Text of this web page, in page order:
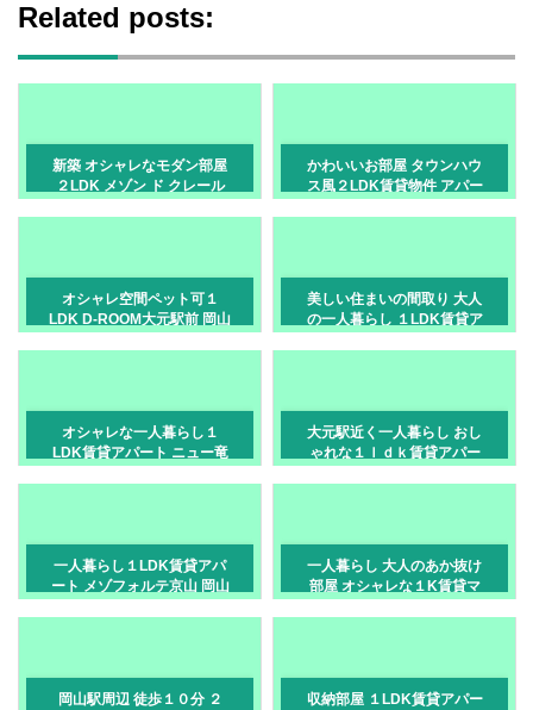
Related posts:
新築 オシャレなモダン部屋
２LDK メゾン ド クレール
かわいいお部屋 タウンハウ
ス風２LDK賃貸物件 アパー
オシャレ空間ペット可１
LDK D-ROOM大元駅前 岡山
美しい住まいの間取り 大人
の一人暮らし １LDK賃貸ア
オシャレな一人暮らし１
LDK賃貸アパート ニュー竜
大元駅近く一人暮らし おし
ゃれな１ｌｄｋ賃貸アパー
一人暮らし１LDK賃貸アパ
ート メゾフォルテ京山 岡山
一人暮らし 大人のあか抜け
部屋 オシャレな１K賃貸マ
岡山駅周辺 徒歩１０分 ２
収納部屋 １LDK賃貸アパー